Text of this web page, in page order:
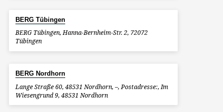
BERG Tübingen
BERG Tübingen, Hanna-Bernheim-Str. 2, 72072
Tübingen
BERG Nordhorn
Lange Straße 60, 48531 Nordhorn, –, Postadresse:, Im
Wiesengrund 9, 48531 Nordhorn